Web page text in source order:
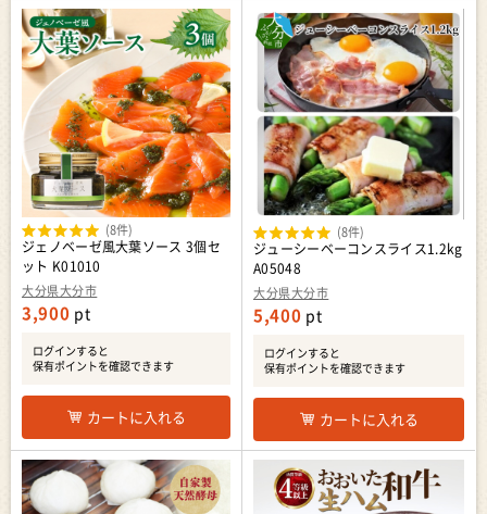
大分県大分市
ジェノベーゼ風大葉ソース 3個セ
ット K01010
(8件)
3,900 pt
ログインすると
保有ポイントを確認できます
カートに入れる
大分県大分市
ジューシーベーコンスライス1.2kg
A05048
(8件)
5,400 pt
ログインすると
保有ポイントを確認できます
カートに入れる